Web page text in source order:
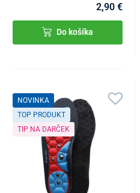
2,90 €
Do košíka
NOVINKA
TOP PRODUKT
TIP NA DARČEK